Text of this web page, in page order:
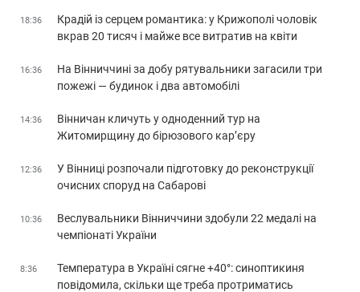
18:36
Крадій із серцем романтика: у Крижополі чоловік
вкрав 20 тисяч і майже все витратив на квіти
16:36
На Вінниччині за добу рятувальники загасили три
пожежі — будинок і два автомобілі
14:36
Вінничан кличуть у одноденний тур на
Житомирщину до бірюзового кар’єру
12:36
У Вінниці розпочали підготовку до реконструкції
очисних споруд на Сабарові
10:36
Веслувальники Вінниччини здобули 22 медалі на
чемпіонаті України
8:36
Температура в Україні сягне +40°: синоптикиня
повідомила, скільки ще треба протриматись